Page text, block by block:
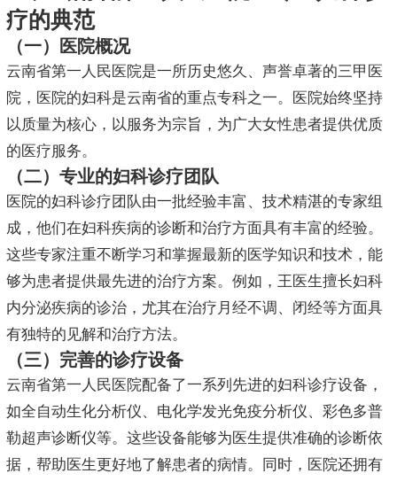
疗的典范
（一）医院概况
云南省第一人民医院是一所历史悠久、声誉卓著的三甲医
院，医院的妇科是云南省的重点专科之一。医院始终坚持
以质量为核心，以服务为宗旨，为广大女性患者提供优质
的医疗服务。
（二）专业的妇科诊疗团队
医院的妇科诊疗团队由一批经验丰富、技术精湛的专家组
成，他们在妇科疾病的诊断和治疗方面具有丰富的经验。
这些专家注重不断学习和掌握最新的医学知识和技术，能
够为患者提供最先进的治疗方案。例如，王医生擅长妇科
内分泌疾病的诊治，尤其在治疗月经不调、闭经等方面具
有独特的见解和治疗方法。
（三）完善的诊疗设备
云南省第一人民医院配备了一系列先进的妇科诊疗设备，
如全自动生化分析仪、电化学发光免疫分析仪、彩色多普
勒超声诊断仪等。这些设备能够为医生提供准确的诊断依
据，帮助医生更好地了解患者的病情。同时，医院还拥有